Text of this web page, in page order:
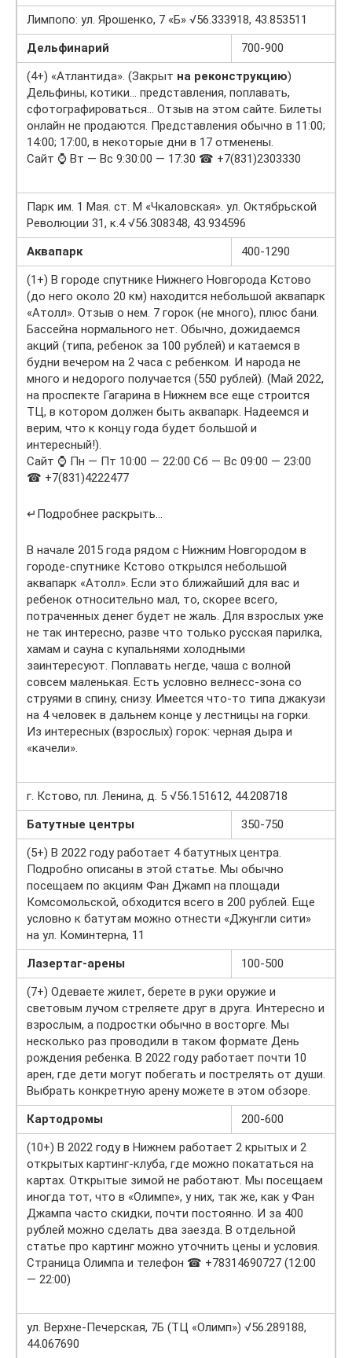
Лимпопо: ул. Ярошенко, 7 «Б» √56.333918, 43.853511
Дельфинарий
700-900
(4+) «Атлантида». (Закрыт на реконструкцию)
Дельфины, котики… представления, поплавать,
сфотографироваться… Отзыв на этом сайте. Билеты
онлайн не продаются. Представления обычно в 11:00;
14:00; 17:00, в некоторые дни в 17 отменены.
Сайт ⌚ Вт — Вс 9:30:00 — 17:30 ☎ +7(831)2303330
Парк им. 1 Мая. ст. М «Чкаловская». ул. Октябрьской
Революции 31, к.4 √56.308348, 43.934596
Аквапарк
400-1290
(1+) В городе спутнике Нижнего Новгорода Кстово
(до него около 20 км) находится небольшой аквапарк
«Атолл». Отзыв о нем. 7 горок (не много), плюс бани.
Бассейна нормального нет. Обычно, дожидаемся
акций (типа, ребенок за 100 рублей) и катаемся в
будни вечером на 2 часа с ребенком. И народа не
много и недорого получается (550 рублей). (Май 2022,
на проспекте Гагарина в Нижнем все еще строится
ТЦ, в котором должен быть аквапарк. Надеемся и
верим, что к концу года будет большой и
интересный!).
Сайт ⌚ Пн — Пт 10:00 — 22:00 Сб — Вс 09:00 — 23:00
☎ +7(831)4222477
↵Подробнее раскрыть…
В начале 2015 года рядом с Нижним Новгородом в
городе-спутнике Кстово открылся небольшой
аквапарк «Атолл». Если это ближайший для вас и
ребенок относительно мал, то, скорее всего,
потраченных денег будет не жаль. Для взрослых уже
не так интересно, разве что только русская парилка,
хамам и сауна с купальнями холодными
заинтересуют. Поплавать негде, чаша с волной
совсем маленькая. Есть условно велнесс-зона со
струями в спину, снизу. Имеется что-то типа джакузи
на 4 человек в дальнем конце у лестницы на горки.
Из интересных (взрослых) горок: черная дыра и
«качели».
г. Кстово, пл. Ленина, д. 5 √56.151612, 44.208718
Батутные центры
350-750
(5+) В 2022 году работает 4 батутных центра.
Подробно описаны в этой статье. Мы обычно
посещаем по акциям Фан Джамп на площади
Комсомольской, обходится всего в 200 рублей. Еще
условно к батутам можно отнести «Джунгли сити»
на ул. Коминтерна, 11
Лазертаг-арены
100-500
(7+) Одеваете жилет, берете в руки оружие и
световым лучом стреляете друг в друга. Интересно и
взрослым, а подростки обычно в восторге. Мы
несколько раз проводили в таком формате День
рождения ребенка. В 2022 году работает почти 10
арен, где дети могут побегать и пострелять от души.
Выбрать конкретную арену можете в этом обзоре.
Картодромы
200-600
(10+) В 2022 году в Нижнем работает 2 крытых и 2
открытых картинг-клуба, где можно покататься на
картах. Открытые зимой не работают. Мы посещаем
иногда тот, что в «Олимпе», у них, так же, как у Фан
Джампа часто скидки, почти постоянно. И за 400
рублей можно сделать два заезда. В отдельной
статье про картинг можно уточнить цены и условия.
Страница Олимпа и телефон ☎ +78314690727 (12:00
— 22:00)
ул. Верхне-Печерская, 7Б (ТЦ «Олимп») √56.289188,
44.067690